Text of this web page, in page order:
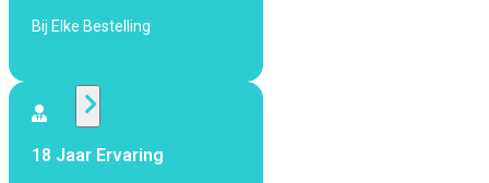
Access
Bij Elke Bestelling
18 Jaar Ervaring